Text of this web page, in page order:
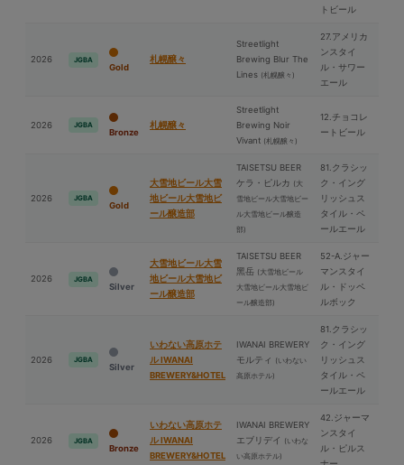
トビール
2026 JGBA
Gold
札幌醸々
Streetlight
Brewing Blur The
Lines (札幌醸々)
27.アメリカ
ンスタイ
ル・サワー
エール
2026 JGBA
Bronze
札幌醸々
Streetlight
Brewing Noir
Vivant (札幌醸々)
12.チョコレ
ートビール
2026 JGBA
Gold
⼤雪地ビール⼤雪
地ビール⼤雪地ビ
ール醸造部
TAISETSU BEER
ケラ・ピルカ (⼤
雪地ビール⼤雪地ビー
ル⼤雪地ビール醸造
部)
81.クラシッ
ク・イング
リッシュス
タイル・ペ
ールエール
2026 JGBA
Silver
⼤雪地ビール⼤雪
地ビール⼤雪地ビ
ール醸造部
TAISETSU BEER
⿊岳 (⼤雪地ビール
⼤雪地ビール⼤雪地ビ
ール醸造部)
52-A.ジャー
マンスタイ
ル・ドッペ
ルボック
2026 JGBA
Silver
いわない高原ホテ
ル IWANAI
BREWERY&HOTEL
IWANAI BREWERY
モルティ (いわない
高原ホテル)
81.クラシッ
ク・イング
リッシュス
タイル・ペ
ールエール
2026 JGBA
Bronze
いわない高原ホテ
ル IWANAI
BREWERY&HOTEL
IWANAI BREWERY
エブリデイ (いわな
い高原ホテル)
42.ジャーマ
ンスタイ
ル・ピルス